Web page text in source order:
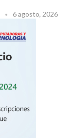
6 agosto, 2026